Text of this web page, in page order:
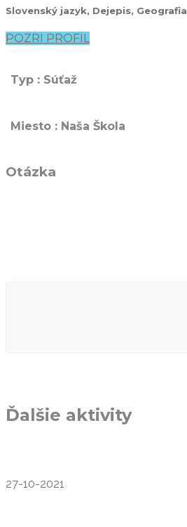
Slovenský jazyk, Dejepis, Geografia
POZRI PROFIL
Typ : Súťaž
Miesto : Naša Škola
Otázka
Ďalšie aktivity
27-10-2021